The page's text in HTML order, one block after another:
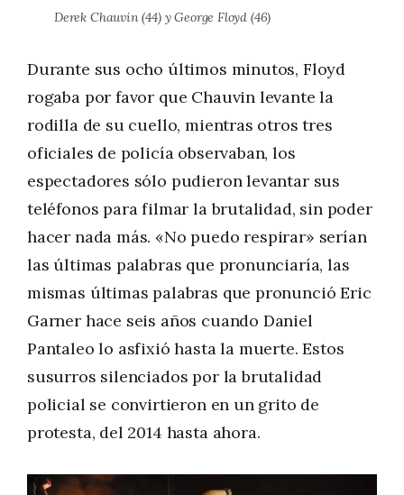
Derek Chauvin (44) y George Floyd (46)
Durante sus ocho últimos minutos, Floyd
rogaba por favor que Chauvin levante la
rodilla de su cuello, mientras otros tres
oficiales de policía observaban, los
espectadores sólo pudieron levantar sus
teléfonos para filmar la brutalidad, sin poder
hacer nada más. «No puedo respirar» serían
las últimas palabras que pronunciaría, las
mismas últimas palabras que pronunció Eric
Garner hace seis años cuando Daniel
Pantaleo lo asfixió hasta la muerte. Estos
susurros silenciados por la brutalidad
policial se convirtieron en un grito de
protesta, del 2014 hasta ahora.